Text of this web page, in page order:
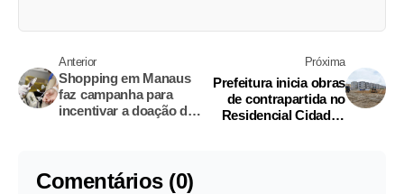
Anterior
Shopping em Manaus
faz campanha para
incentivar a doação de
Próxima
Prefeitura inicia obras
de contrapartida no
Residencial Cidadão
Comentários (0)